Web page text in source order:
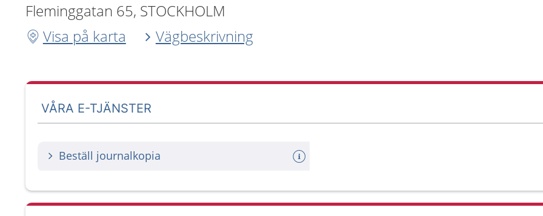
Fleminggatan 65, STOCKHOLM
Visa på karta
Vägbeskrivning
VÅRA E-TJÄNSTER
Beställ journalkopia